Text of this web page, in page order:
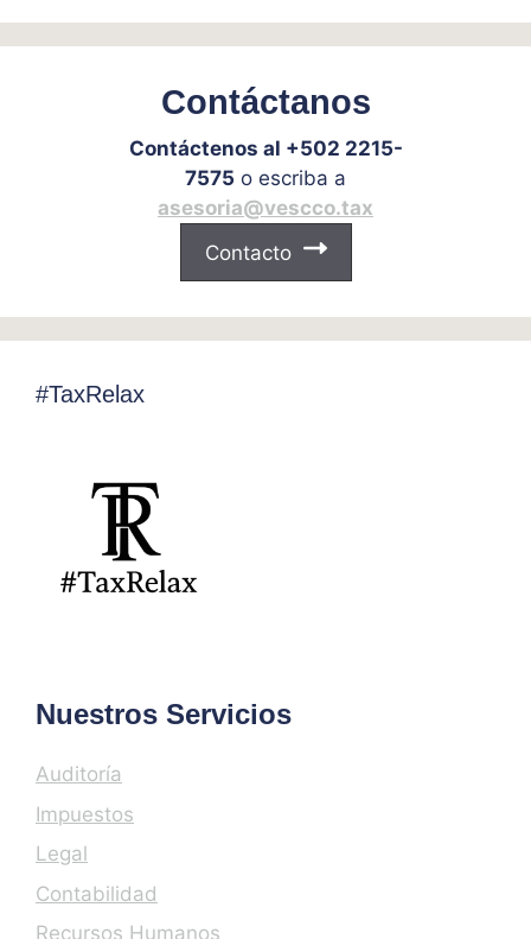
Contáctanos
Contáctenos al +502 2215-
7575 o escriba a
asesoria@vescco.tax
Contacto
#TaxRelax
Nuestros Servicios
Auditoría
Impuestos
Legal
Contabilidad
Recursos Humanos